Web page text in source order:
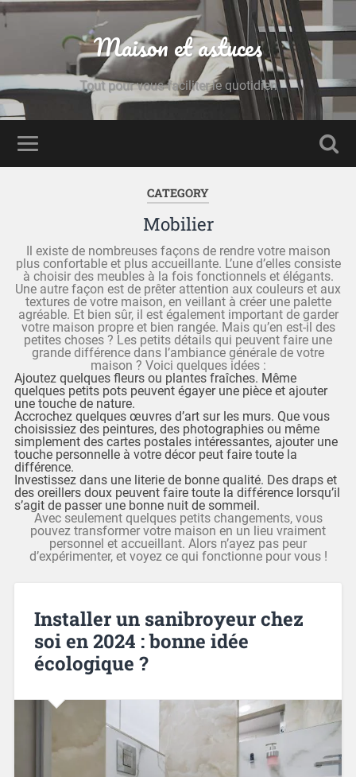
Maison et astuces
Tout pour vous faciliter le quotidien
CATEGORY
Mobilier
Il existe de nombreuses façons de rendre votre maison
plus confortable et plus accueillante. L’une d’elles consiste
à choisir des meubles à la fois fonctionnels et élégants.
Une autre façon est de prêter attention aux couleurs et aux
textures de votre maison, en veillant à créer une palette
agréable. Et bien sûr, il est également important de garder
votre maison propre et bien rangée. Mais qu’en est-il des
petites choses ? Les petits détails qui peuvent faire une
grande différence dans l’ambiance générale de votre
maison ? Voici quelques idées :
Ajoutez quelques fleurs ou plantes fraîches. Même
quelques petits pots peuvent égayer une pièce et ajouter
une touche de nature.
Accrochez quelques œuvres d’art sur les murs. Que vous
choisissiez des peintures, des photographies ou même
simplement des cartes postales intéressantes, ajouter une
touche personnelle à votre décor peut faire toute la
différence.
Investissez dans une literie de bonne qualité. Des draps et
des oreillers doux peuvent faire toute la différence lorsqu’il
s’agit de passer une bonne nuit de sommeil.
Avec seulement quelques petits changements, vous
pouvez transformer votre maison en un lieu vraiment
personnel et accueillant. Alors n’ayez pas peur
d’expérimenter, et voyez ce qui fonctionne pour vous !
Installer un sanibroyeur chez
soi en 2024 : bonne idée
écologique ?